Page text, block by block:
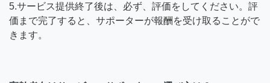
5.サービス提供終了後は、必ず、評価をしてください。評
価まで完了すると、サポーターが報酬を受け取ることがで
きます。